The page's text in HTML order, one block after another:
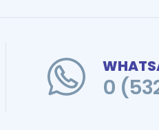
0